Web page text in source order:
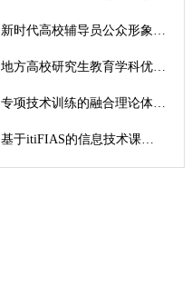
新时代高校辅导员公众形象塑
地方高校研究生教育学科优化
径探析
专项技术训练的融合理论体系
基于itiFIAS的信息技术课堂